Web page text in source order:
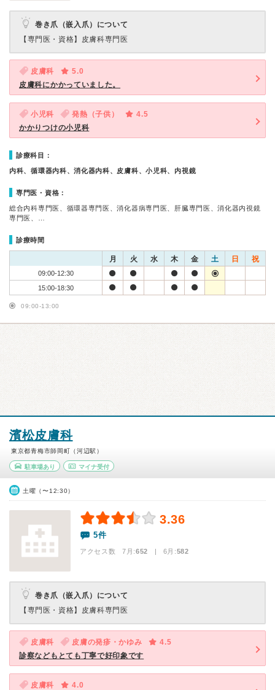
巻き爪（嵌入爪）について
【専門医・資格】 皮膚科専門医
皮膚科
5.0
皮膚科にかかっていました。
小児科 発熱（子供）
4.5
かかりつけの小児科
診療科目：
内科、循環器内科、消化器内科、皮膚科、小児科、内視鏡
専門医・資格：
総合内科専門医、循環器専門医、消化器病専門医、肝臓専門医、消化器内視鏡
専門医、…
診療時間
月 火 水 木 金 土 日 祝
09:00-12:30
15:00-18:30
09:00-13:00
濱松皮膚科
東京都青梅市師岡町（河辺駅）
駐車場あり マイナ受付
土曜（〜12:30）
3.36
5件
アクセス数 7月:652 | 6月:582
巻き爪（嵌入爪）について
【専門医・資格】 皮膚科専門医
皮膚科 皮膚の発疹・かゆみ
4.5
診察などもとても丁寧で好印象です
皮膚科
4.0